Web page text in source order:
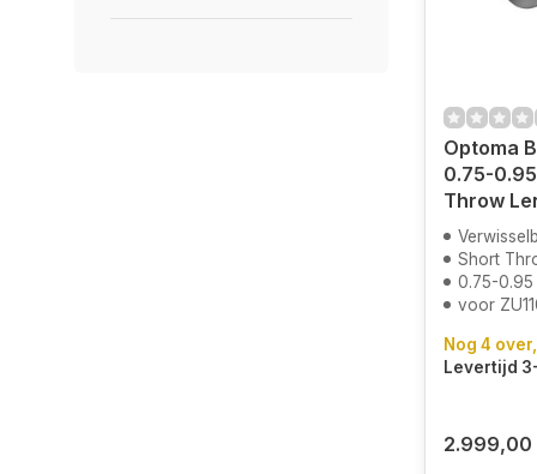
Optoma
0.75-
Throw
Short
0.75-0.95
voor
Nog 4
Levertijd
2.999,00